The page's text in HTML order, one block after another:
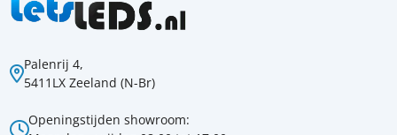
Palenrij 4,
5411LX Zeeland (N-Br)
Openingstijden showroom: